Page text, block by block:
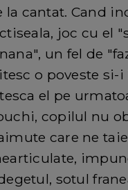
cantat. Cand
joc cu el
un fel de
o poveste si-
el pe
copilul nu
care ne taie
sotul